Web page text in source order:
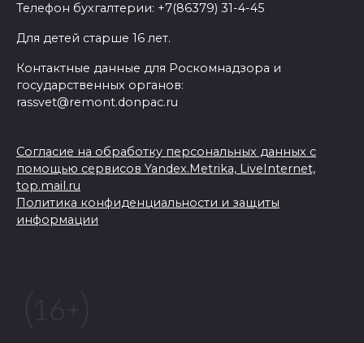
Телефон бухгалтерии: +7(86379) 31-4-45
Для детей старше 16 лет.
Контактные данные для Роскомнадзора и
государственных органов:
rassvet@remont.donpac.ru
Согласие на обработку персональных данных с
помощью сервисов Yandex.Metrika, LiveInternet,
top.mail.ru
Политика конфиденциальности и защиты
информации